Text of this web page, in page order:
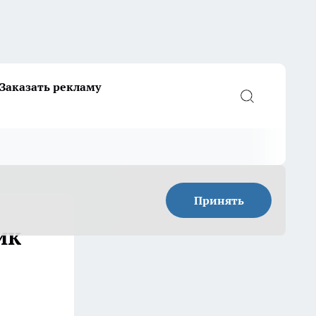
Заказать рекламу
Принять